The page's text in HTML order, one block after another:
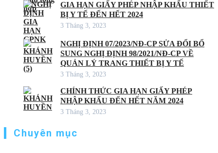
GIA HẠN GIẤY PHÉP NHẬP KHẨU THIẾT
BỊ Y TẾ ĐẾN HẾT 2024
3 Tháng 3, 2023
NGHỊ ĐỊNH 07/2023/NĐ-CP SỬA ĐỔI BỔ
SUNG NGHỊ ĐỊNH 98/2021/NĐ-CP VỀ
QUẢN LÝ TRANG THIẾT BỊ Y TẾ
3 Tháng 3, 2023
CHÍNH THỨC GIA HẠN GIẤY PHÉP
NHẬP KHẨU ĐẾN HẾT NĂM 2024
3 Tháng 3, 2023
Chuyên mục